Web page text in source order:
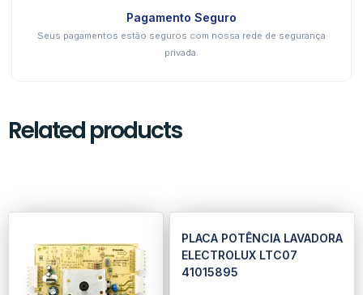
Pagamento Seguro
Seus pagamentos estão seguros com nossa rede de segurança
privada.
Related products
PLACA POTÊNCIA LAVADORA
ELECTROLUX LTC07
41015895